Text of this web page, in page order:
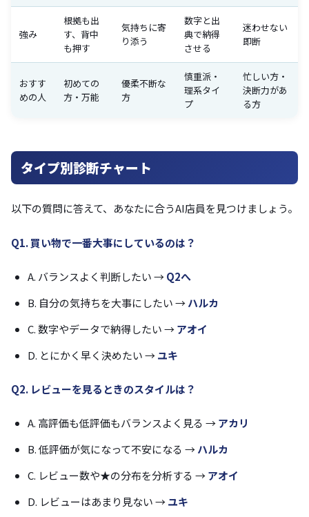
強み
根拠も出
す、背中
も押す
気持ちに寄
り添う
数字と出
典で納得
させる
迷わせない
即断
おすす
めの人
初めての
方・万能
優柔不断な
方
慎重派・
理系タイ
プ
忙しい方・
決断力があ
る方
タイプ別診断チャート
以下の質問に答えて、あなたに合うAI店員を見つけましょう。
Q1. 買い物で一番大事にしているのは？
A. バランスよく判断したい →Q2へ
B. 自分の気持ちを大事にしたい →ハルカ
C. 数字やデータで納得したい →アオイ
D. とにかく早く決めたい →ユキ
Q2. レビューを見るときのスタイルは？
A. 高評価も低評価もバランスよく見る →アカリ
B. 低評価が気になって不安になる →ハルカ
C. レビュー数や★の分布を分析する →アオイ
D. レビューはあまり見ない →ユキ